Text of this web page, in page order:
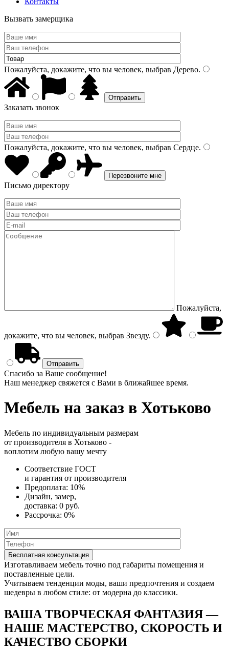
Вызвать замерщика
Пожалуйста, докажите, что вы человек, выбрав Дерево.
Заказать звонок
Пожалуйста, докажите, что вы человек, выбрав Сердце.
Письмо директору
Пожалуйста,
докажите, что вы человек, выбрав Звезду.
Спасибо за Ваше сообщение!
Наш менеджер свяжется с Вами в ближайшее время.
Мебель на заказ в Хотьково
Мебель по индивидуальным размерам
от производителя в Хотьково -
воплотим любую вашу мечту
Соответствие ГОСТ
и гарантия от производителя
Предоплата: 10%
Дизайн, замер,
доставка: 0 руб.
Рассрочка: 0%
Изготавливаем мебель точно под габариты помещения и
поставленные цели.
Учитываем тенденции моды, ваши предпочтения и создаем
шедевры в любом стиле: от модерна до классики.
ВАША ТВОРЧЕСКАЯ ФАНТАЗИЯ —
НАШЕ МАСТЕРСТВО, СКОРОСТЬ И
КАЧЕСТВО СБОРКИ